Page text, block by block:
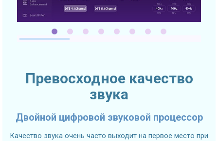
Превосходное качество
звука
Двойной цифровой звуковой процессор
Качество звука очень часто выходит на первое место при